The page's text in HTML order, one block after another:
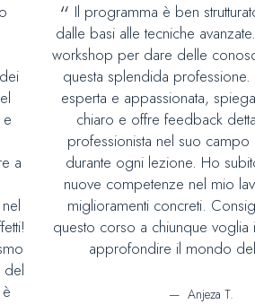
a
del
Il programma è ben
dalle basi alle tecniche
workshop per dare delle
questa splendida professione.
esperta e appassionata,
chiaro e offre feedback
professionista nel suo
durante ogni lezione. Ho
nuove competenze nel mio
miglioramenti concreti.
questo corso a chiunque voglia
approfondire il mondo
Anjeza T.